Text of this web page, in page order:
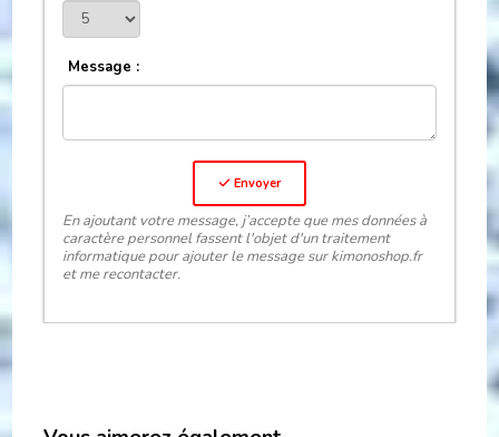
Message :
Envoyer
En ajoutant votre message, j’accepte que mes données à
caractère personnel fassent l'objet d'un traitement
informatique pour ajouter le message sur kimonoshop.fr
et me recontacter.